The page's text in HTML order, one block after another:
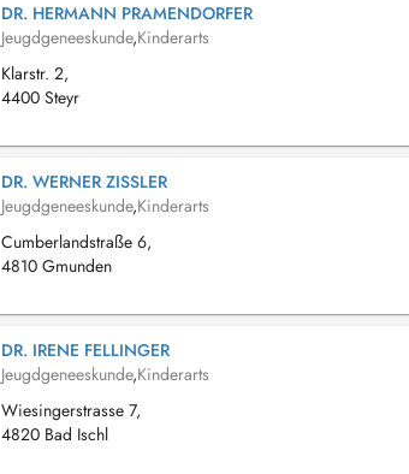
DR. HERMANN PRAMENDORFER
Jeugdgeneeskunde,Kinderarts
Klarstr. 2,
4400 Steyr
DR. WERNER ZISSLER
Jeugdgeneeskunde,Kinderarts
Cumberlandstraße 6,
4810 Gmunden
DR. IRENE FELLINGER
Jeugdgeneeskunde,Kinderarts
Wiesingerstrasse 7,
4820 Bad Ischl